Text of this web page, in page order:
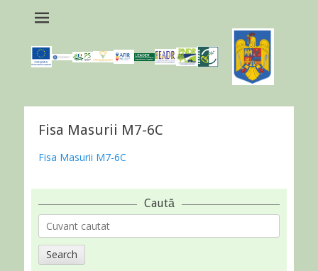
Fisa Masurii M7-6C
Fisa Masurii M7-6C
Caută
Search
for: